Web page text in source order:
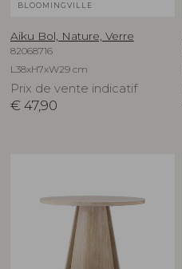
BLOOMINGVILLE
Aiku Bol, Nature, Verre
82068716
L38xH7xW29 cm
Prix de vente indicatif
€ 47,90